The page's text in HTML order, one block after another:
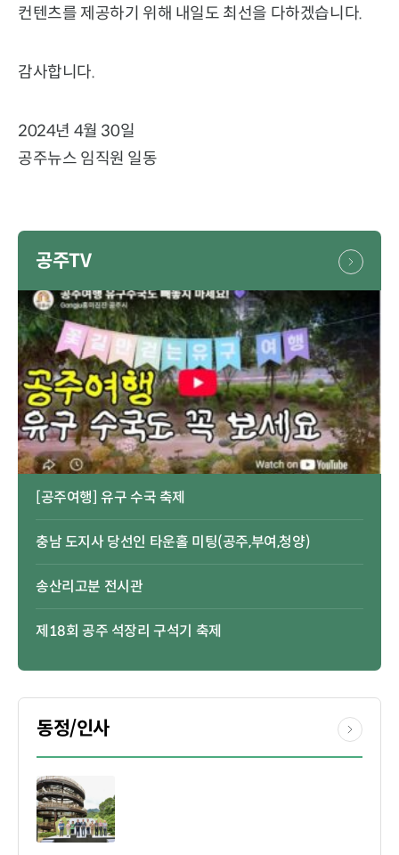
컨텐츠를 제공하기 위해 내일도 최선을 다하겠습니다.
감사합니다.
2024년 4월 30일
공주뉴스 임직원 일동
공주TV
[공주여행] 유구 수국 축제
충남 도지사 당선인 타운홀 미팅(공주,부여,청양)
송산리고분 전시관
제18회 공주 석장리 구석기 축제
동정/인사